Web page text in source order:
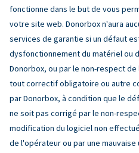
fonctionne dans le but de vous
votre site web. Donorbox n'aura
services de garantie si un défaut
dysfonctionnement du matériel ou
Donorbox, ou par le non-respect
tout correctif obligatoire ou autre
par Donorbox, à condition que le
ne soit pas corrigé par le non-
modification du logiciel non
de l'opérateur ou par une